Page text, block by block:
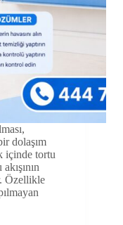
dolaşım
içinde tortu
Özellikle